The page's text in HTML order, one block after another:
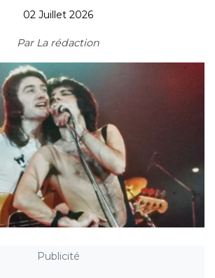
02 Juillet 2026
Par La rédaction
Publicité